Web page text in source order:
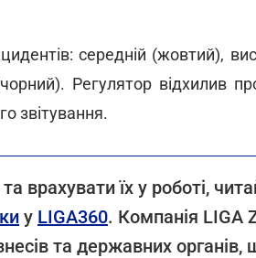
середній (жовтий),
Регулятор відхилив
звітування.
врахувати їх у роботі,
у LIGA360. Компанія LIGA
та державних